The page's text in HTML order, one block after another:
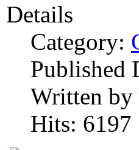
Details
Category:
Published
Written by
Hits: 6197